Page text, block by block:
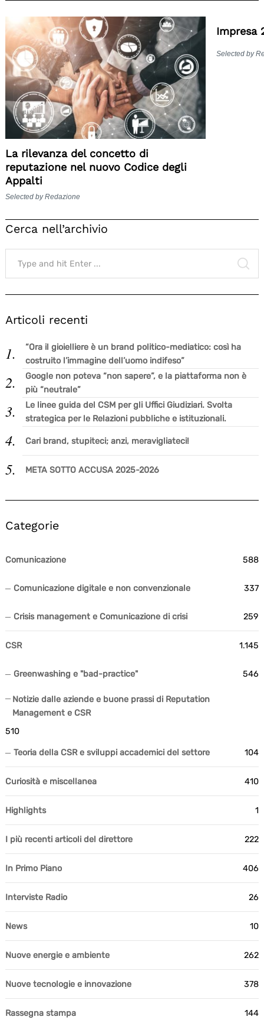
La rilevanza del concetto di
reputazione nel nuovo Codice degli
Appalti
Selected by Redazione
Impresa
Selected by
Cerca nell’archivio
Search
for:
Articoli recenti
“Ora il gioielliere è un brand politico-mediatico: così ha
costruito l’immagine dell’uomo indifeso”
Google non poteva “non sapere”, e la piattaforma non è
più “neutrale”
Le linee guida del CSM per gli Uffici Giudiziari. Svolta
strategica per le Relazioni pubbliche e istituzionali.
Cari brand, stupiteci; anzi, meravigliateci!
META SOTTO ACCUSA 2025-2026
Categorie
Comunicazione 588
Comunicazione digitale e non convenzionale 337
Crisis management e Comunicazione di crisi 259
CSR 1.145
Greenwashing e "bad-practice" 546
Notizie dalle aziende e buone prassi di Reputation
Management e CSR
510
Teoria della CSR e sviluppi accademici del settore 104
Curiosità e miscellanea 410
Highlights 1
I più recenti articoli del direttore 222
In Primo Piano 406
Interviste Radio 26
News 10
Nuove energie e ambiente 262
Nuove tecnologie e innovazione 378
Rassegna stampa 144